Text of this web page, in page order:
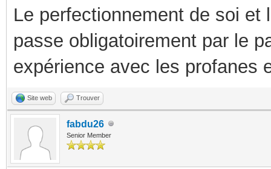
Le perfectionnement de soi
passe obligatoirement par le
expérience avec les profanes
Site web Trouver
fabdu26
Senior Member